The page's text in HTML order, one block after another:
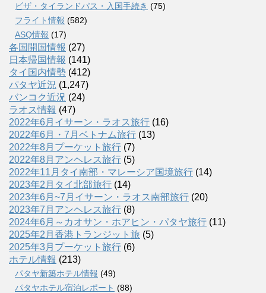
ビザ・タイランドパス・入国手続き (75)
フライト情報 (582)
ASQ情報 (17)
各国開国情報 (27)
日本帰国情報 (141)
タイ国内情勢 (412)
パタヤ近況 (1,247)
バンコク近況 (24)
ラオス情報 (47)
2022年6月イサーン・ラオス旅行 (16)
2022年6月・7月ベトナム旅行 (13)
2022年8月プーケット旅行 (7)
2022年8月アンヘレス旅行 (5)
2022年11月タイ南部・マレーシア国境旅行 (14)
2023年2月タイ北部旅行 (14)
2023年6月~7月イサーン・ラオス南部旅行 (20)
2023年7月アンヘレス旅行 (8)
2024年6月～カオサン・ホアヒン・パタヤ旅行 (11)
2025年2月香港トランジット旅 (5)
2025年3月プーケット旅行 (6)
ホテル情報 (213)
パタヤ新築ホテル情報 (49)
パタヤホテル宿泊レポート (88)